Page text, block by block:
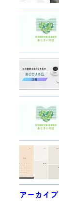
アーカイブ